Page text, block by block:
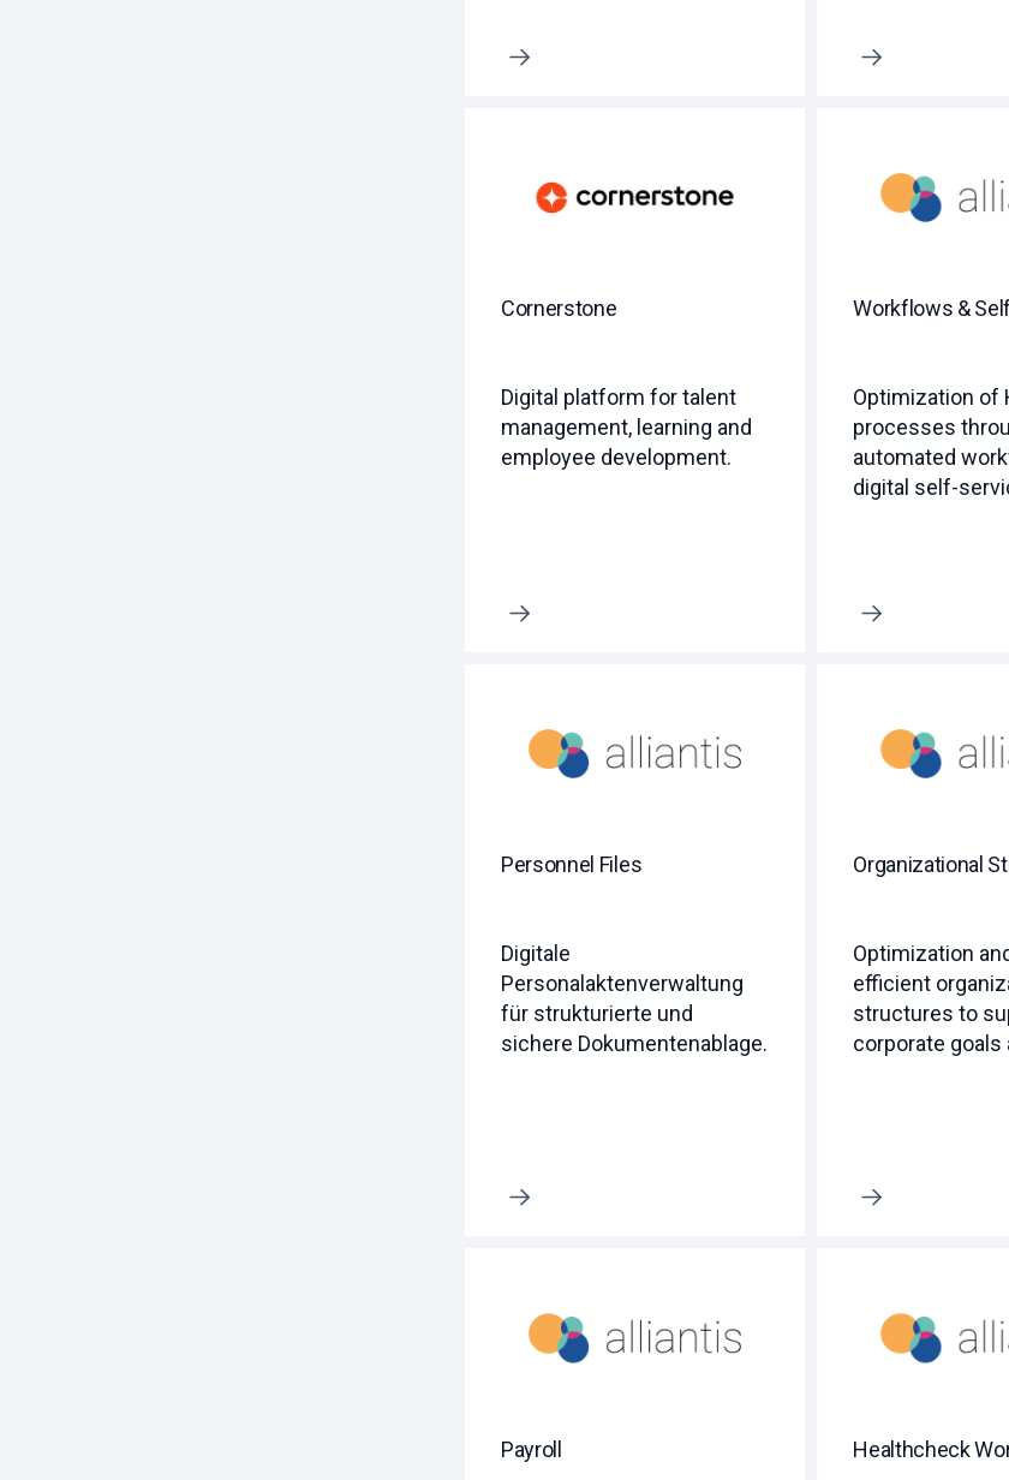
Cornerstone
Digital platform for talent
management, learning and
employee development.
Workflows &
Optimization of
processes
automated
digital self-
Personnel Files
Digitale
Personalaktenverwaltung
für strukturierte und
sichere Dokumentenablage.
Organizational
Optimization
efficient
structures to
corporate goals
Payroll Healthcheck